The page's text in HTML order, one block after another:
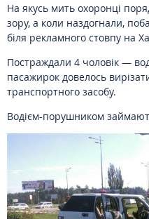
На якусь мить охоронці
зору, а коли наздогнали,
біля рекламного стовпу на
Постраждали 4 чоловік —
пасажирок довелось
транспортного засобу.
Водієм-порушником